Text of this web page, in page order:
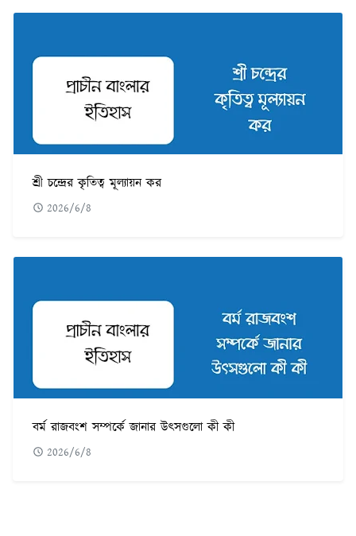
শ্রী চন্দ্রের কৃতিত্ব মূল্যায়ন কর
2026/6/8
বর্ম রাজবংশ সম্পর্কে জানার উৎসগুলো কী কী
2026/6/8